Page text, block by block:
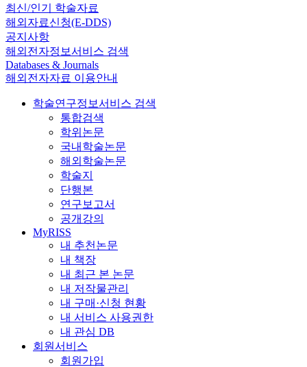
최신/인기 학술자료
해외자료신청(E-DDS)
공지사항
해외전자정보서비스 검색
Databases & Journals
해외전자자료 이용안내
학술연구정보서비스 검색
통합검색
학위논문
국내학술논문
해외학술논문
학술지
단행본
연구보고서
공개강의
MyRISS
내 추천논문
내 책장
내 최근 본 논문
내 저작물관리
내 구매·신청 현황
내 서비스 사용권한
내 관심 DB
회원서비스
회원가입